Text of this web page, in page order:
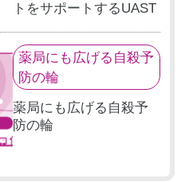
トをサポートするUAST
薬局にも広げる自殺予
防の輪
薬局にも広げる自殺予
防の輪